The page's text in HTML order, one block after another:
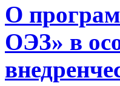
О
ОЭЗ» в